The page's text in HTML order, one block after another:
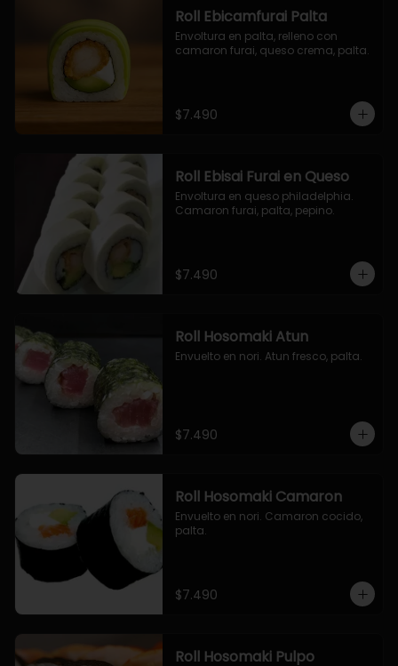
Roll Ebicamfurai Palta
Envoltura en palta, relleno con
camaron furai, queso crema, palta.
$7.490
Roll Ebisai Furai en Queso
Envoltura en queso philadelphia.
Camaron furai, palta, pepino.
$7.490
Roll Hosomaki Atun
Envuelto en nori. Atun fresco, palta.
$7.490
Roll Hosomaki Camaron
Envuelto en nori. Camaron cocido,
palta.
$7.490
Roll Hosomaki Pulpo